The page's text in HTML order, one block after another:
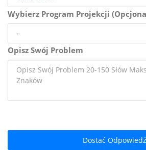
Wybierz Program Projekcji
Opisz Swój Problem
Dostać Odpowiedź